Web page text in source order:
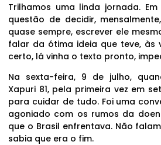
Trilhamos uma linda jornada.
questão de decidir,
quase sempre, escrever ele
falar da ótima ideia que teve, às
certo, lá vinha o texto pronto,
Na sexta-feira, 9 de julho,
Xapuri 81, pela primeira vez em
para cuidar de tudo. Foi uma
agoniado com os rumos da
que o Brasil enfrentava. Não
sabia que era o fim.